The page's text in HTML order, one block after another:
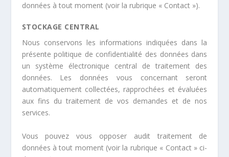
données à tout moment (voir la rubrique « Contact »).
STOCKAGE CENTRAL
Nous conservons les informations indiquées dans la
présente politique de confidentialité des données dans
un système électronique central de traitement des
données. Les données vous concernant seront
automatiquement collectées, rapprochées et évaluées
aux fins du traitement de vos demandes et de nos
services.
Vous pouvez vous opposer audit traitement de
données à tout moment (voir la rubrique « Contact » ci-